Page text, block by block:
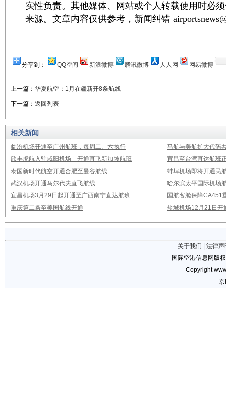
实性负责。其他媒体、网站或个人转载使用时必
来源。文章内容仅供参考，新闻纠错
分享到： QQ空间 新浪微博 腾讯微博 人人网 网易微博
上一篇： 华夏航空：1月在疆新开8条航线
下一篇： 返回列表
相关新闻
临汾机场开通至广州航班，每周二、六执行
马航与美航扩大代码
欣丰虎航入驻咸阳机场 开通直飞新加坡航班
宜昌至台湾直达航班
泰国新时代航空开通合肥至曼谷航线
蚌埠机场即将开通民
武汉机场开通马尔代夫直飞航线
哈尔滨太平国际机场
宜昌机场3月29日起开通至广西南宁直达航班
国航客舱保障CA451
重庆第二条至美国航线开通
盐城机场12月21日开
关于我们
法律声
国际空港信息网版
Copyright